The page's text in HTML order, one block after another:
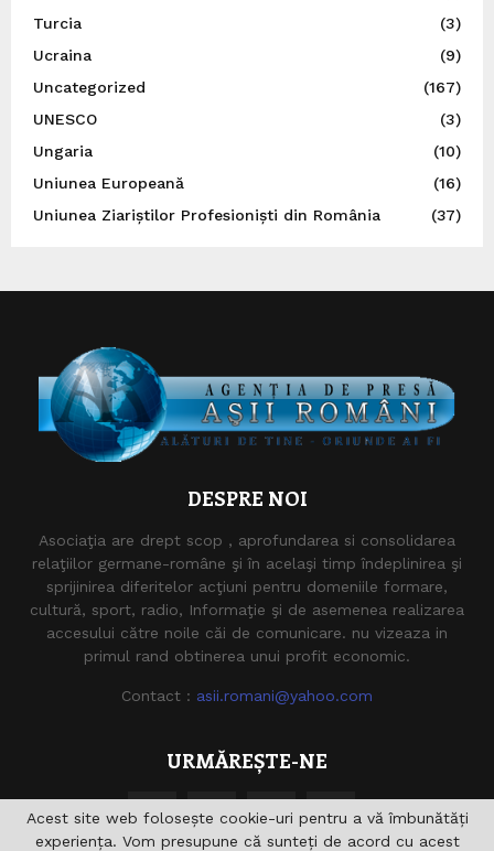
Turcia
(3)
Ucraina
(9)
Uncategorized
(167)
UNESCO
(3)
Ungaria
(10)
Uniunea Europeană
(16)
Uniunea Ziariștilor Profesioniști din România
(37)
DESPRE NOI
Asociaţia are drept scop , aprofundarea si consolidarea
relaţiilor germane-române şi în acelaşi timp îndeplinirea şi
sprijinirea diferitelor acţiuni pentru domeniile formare,
cultură, sport, radio, Informaţie şi de asemenea realizarea
accesului către noile căi de comunicare. nu vizeaza in
primul rand obtinerea unui profit economic.
Contact : asii.romani@yahoo.com
URMĂREȘTE-NE
Acest site web folosește cookie-uri pentru a vă îmbunătăți
experiența. Vom presupune că sunteți de acord cu acest